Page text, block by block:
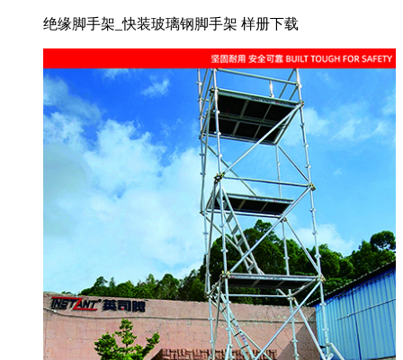
绝缘脚手架_快装玻璃钢脚手架 样册下载